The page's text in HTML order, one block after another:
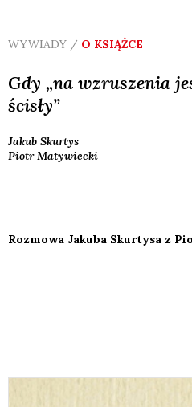
WYWIADY / O KSIĄŻCE
Gdy „na wzruszenia
ścisły”
Jakub Skurtys
PiotrMatywiecki
Rozmowa Jakuba Skurtysa z